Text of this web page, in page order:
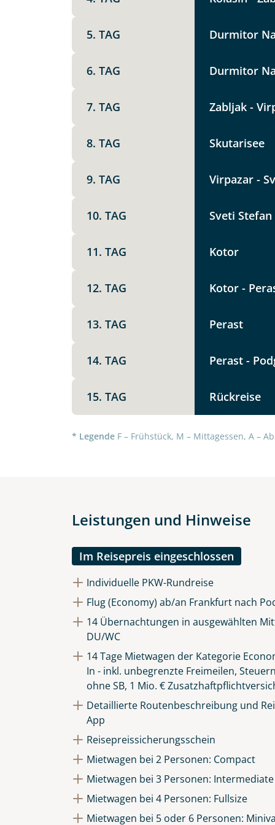
Telegram
Link kopieren
5. TAG Durmitor
6. TAG Durmitor
7. TAG Zabljak -
8. TAG Skutarisee
9. TAG Virpazar -
10. TAG Sveti
11. TAG Kotor
12. TAG Kotor -
13. TAG Perast
14. TAG Perast -
15. TAG Rückreise
* Legende F – Frühstück, M – Mittagessen, A –
Leistungen und Hinweise
Im Reisepreis eingeschlossen
Individuelle PKW-Rundreise
Flug (Economy) ab/an Frankfurt nach
14 Übernachtungen in ausgewählten
DU/WC
14 Tage Mietwagen der Kategorie
In - inkl. unbegrenzte Freimeilen,
ohne SB, 1 Mio. €
Detaillierte Routenbeschreibung und
App
Reisepreissicherungsschein
Mietwagen bei 2 Personen: Compact
Mietwagen bei 3 Personen: Intermediate
Mietwagen bei 4 Personen: Fullsize
Mietwagen bei 5 oder 6 Personen:
Weitere Informationen
Die Anfrage wird via SSL